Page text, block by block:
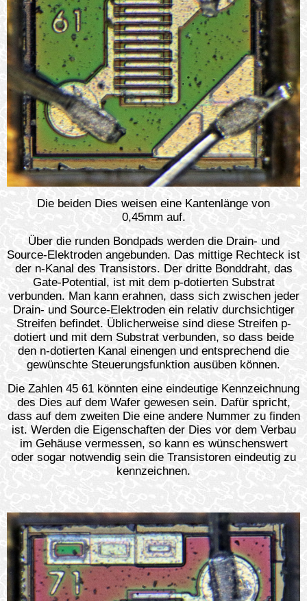
Die beiden Dies weisen eine Kantenlänge von
0,45mm auf.
Über die runden Bondpads werden die Drain- und
Source-Elektroden angebunden. Das mittige Rechteck ist
der n-Kanal des Transistors. Der dritte Bonddraht, das
Gate-Potential, ist mit dem p-dotierten Substrat
verbunden. Man kann erahnen, dass sich zwischen jeder
Drain- und Source-Elektroden ein relativ durchsichtiger
Streifen befindet. Üblicherweise sind diese Streifen p-
dotiert und mit dem Substrat verbunden, so dass beide
den n-dotierten Kanal einengen und entsprechend die
gewünschte Steuerungsfunktion ausüben können.
Die Zahlen 45 61 könnten eine eindeutige Kennzeichnung
des Dies auf dem Wafer gewesen sein. Dafür spricht,
dass auf dem zweiten Die eine andere Nummer zu finden
ist. Werden die Eigenschaften der Dies vor dem Verbau
im Gehäuse vermessen, so kann es wünschenswert
oder sogar notwendig sein die Transistoren eindeutig zu
kennzeichnen.